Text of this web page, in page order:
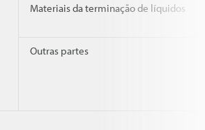
Materiais da terminação de líquidos
Outras partes